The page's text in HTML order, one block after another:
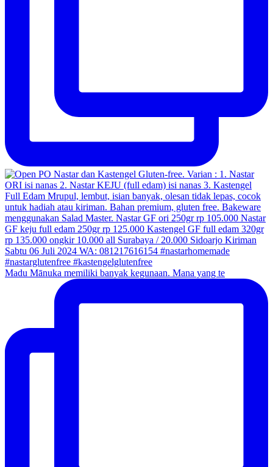
Madu Mānuka memiliki banyak kegunaan. Mana yang te